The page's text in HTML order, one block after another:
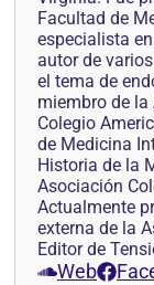
Facultad de
especialista
autor de
el tema de
miembro de la
Colegio
de Medicina
Historia de la
Asociación
Actualmente
externa de la
Editor de
Web